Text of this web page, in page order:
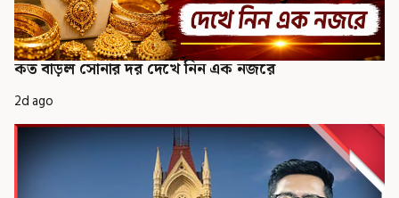
কত বাড়ল সোনার দর দেখে নিন এক নজরে
2d ago